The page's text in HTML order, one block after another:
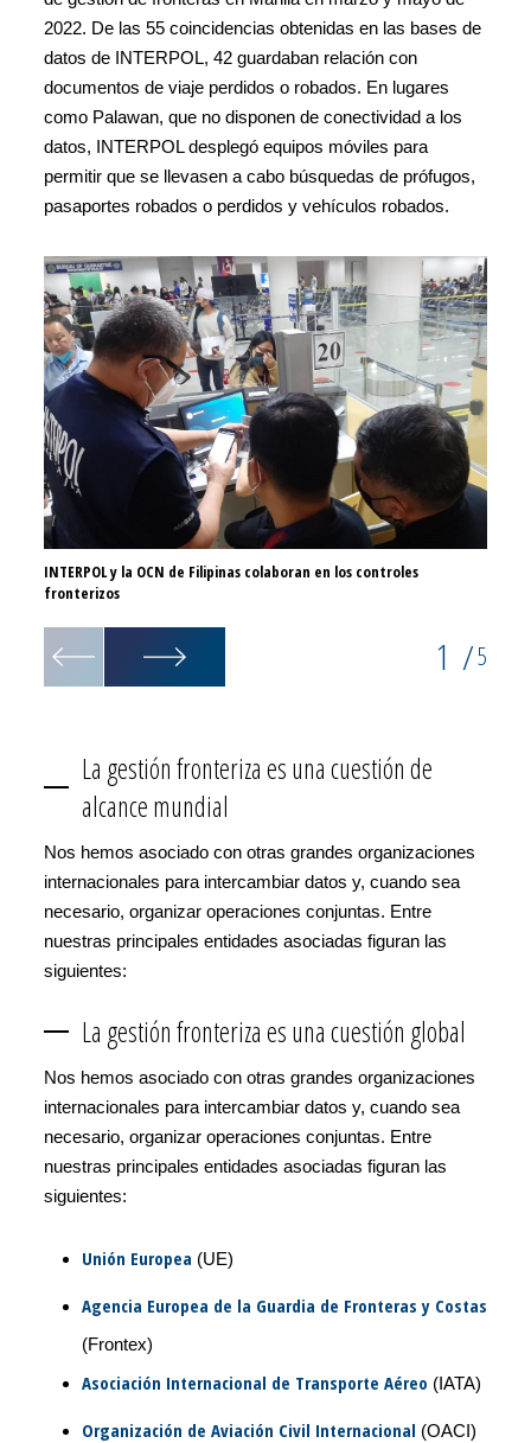
2022. De las 55 coincidencias obtenidas en las bases de
datos de INTERPOL, 42 guardaban relación con
documentos de viaje perdidos o robados. En lugares
como Palawan, que no disponen de conectividad a los
datos, INTERPOL desplegó equipos móviles para
permitir que se llevasen a cabo búsquedas de prófugos,
pasaportes robados o perdidos y vehículos robados.
INTERPOL y la OCN de Filipinas colaboran en los controles
fronterizos
1 /5
La gestión fronteriza es una cuestión de
alcance mundial
Nos hemos asociado con otras grandes organizaciones
internacionales para intercambiar datos y, cuando sea
necesario, organizar operaciones conjuntas. Entre
nuestras principales entidades asociadas figuran las
siguientes:
La gestión fronteriza es una cuestión global
Nos hemos asociado con otras grandes organizaciones
internacionales para intercambiar datos y, cuando sea
necesario, organizar operaciones conjuntas. Entre
nuestras principales entidades asociadas figuran las
siguientes:
Unión Europea (UE)
Agencia Europea de la Guardia de Fronteras y Costas
(Frontex)
Asociación Internacional de Transporte Aéreo (IATA)
Organización de Aviación Civil Internacional (OACI)